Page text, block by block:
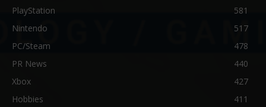
PlayStation
581
Nintendo
517
PC/Steam
478
PR News
440
Xbox
427
Hobbies
411